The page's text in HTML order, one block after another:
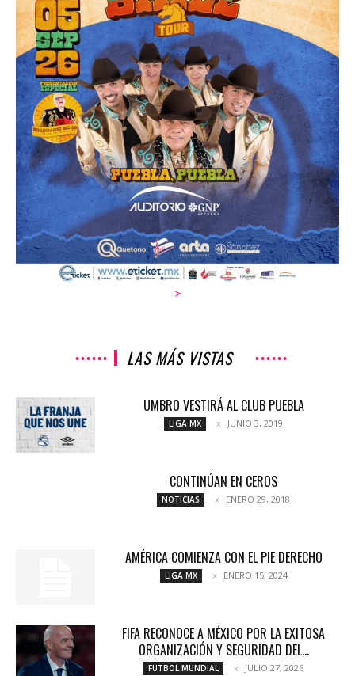
>
LAS MÁS VISTAS
UMBRO VESTIRÁ AL CLUB PUEBLA
LIGA MX JUNIO 3, 2019
CONTINÚAN EN CEROS
NOTICIAS ENERO 29, 2018
AMÉRICA COMIENZA CON EL PIE DERECHO
LIGA MX ENERO 15, 2024
FIFA RECONOCE A MÉXICO POR LA EXITOSA
ORGANIZACIÓN Y SEGURIDAD DEL...
FUTBOL MUNDIAL JULIO 27, 2026